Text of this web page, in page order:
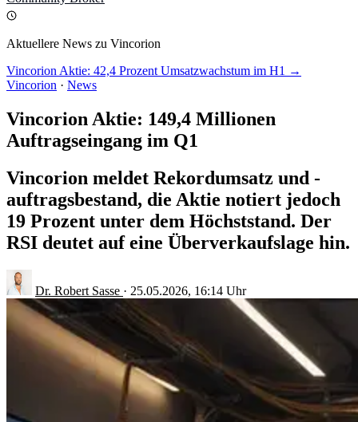
Aktuellere News zu Vincorion
Vincorion Aktie: 42,4 Prozent Umsatzwachstum im H1 →
Vincorion · News
Vincorion Aktie: 149,4 Millionen
Auftragseingang im Q1
Vincorion meldet Rekordumsatz und -
auftragsbestand, die Aktie notiert jedoch
19 Prozent unter dem Höchststand. Der
RSI deutet auf eine Überverkaufslage hin.
Dr. Robert Sasse · 25.05.2026, 16:14 Uhr